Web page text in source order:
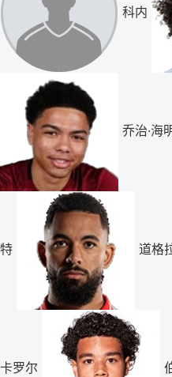
科内
乔治·海
特 道格
卡罗尔